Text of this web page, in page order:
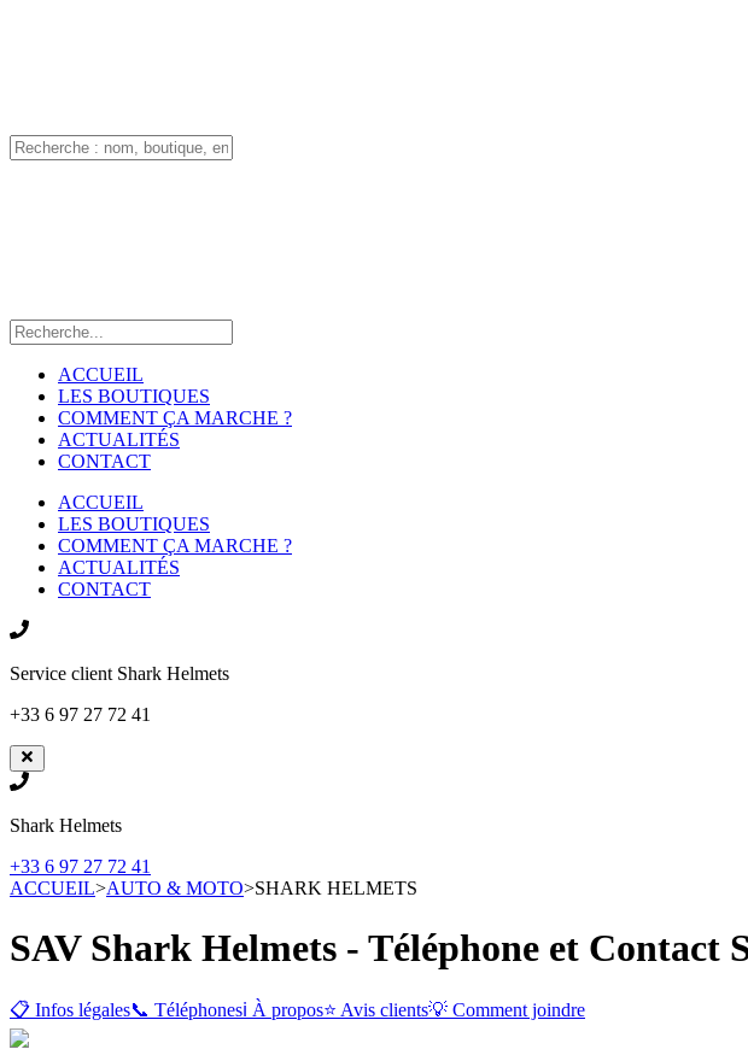
ACCUEIL
LES BOUTIQUES
COMMENT ÇA MARCHE ?
ACTUALITÉS
CONTACT
ACCUEIL
LES BOUTIQUES
COMMENT ÇA MARCHE ?
ACTUALITÉS
CONTACT
Service client Shark Helmets
+33 6 97 27 72 41
Shark Helmets
+33 6 97 27 72 41
ACCUEIL>AUTO & MOTO>SHARK HELMETS
SAV Shark Helmets - Téléphone et Contact
📋 Infos légales📞 Téléphonesℹ️ À propos⭐ Avis clients💡 Comment joindre